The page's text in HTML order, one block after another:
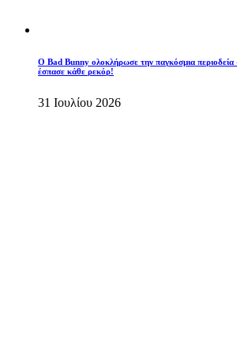
Ο Bad Bunny ολοκλήρωσε την παγκόσμια
έσπασε κάθε ρεκόρ!
31 Ιουλίου 2026